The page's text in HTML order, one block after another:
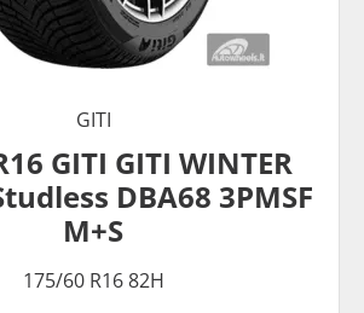
GITI
GITI GITI WINTER
DBA68 3PMSF
M+S
175/60 R16 82H